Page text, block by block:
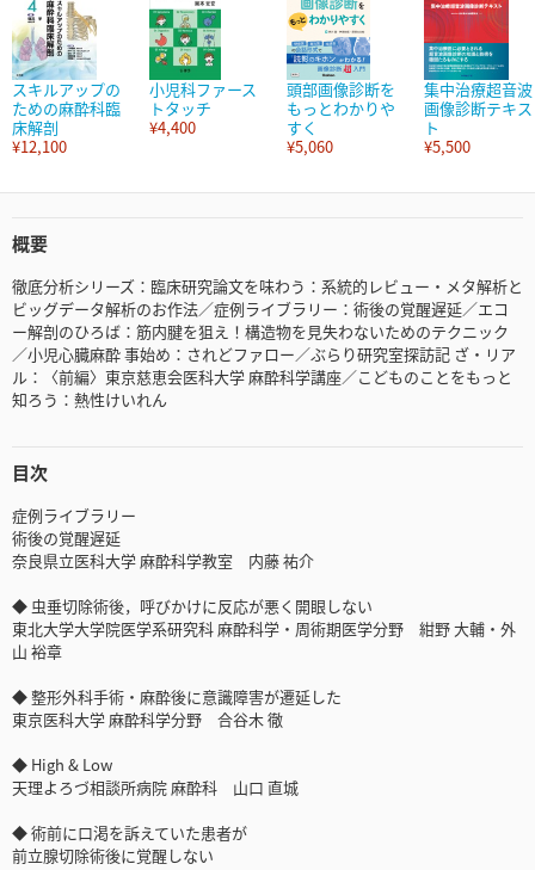
スキルアップの
ための麻酔科臨
床解剖
¥12,100
小児科ファース
トタッチ
¥4,400
頭部画像診断を
もっとわかりや
すく
¥5,060
集中治療超音波
画像診断テキス
ト
¥5,500
概要
徹底分析シリーズ：臨床研究論文を味わう：系統的レビュー・メタ解析と
ビッグデータ解析のお作法／症例ライブラリー：術後の覚醒遅延／エコ
ー解剖のひろば：筋内腱を狙え！構造物を見失わないためのテクニック
／小児心臓麻酔 事始め：されどファロー／ぶらり研究室探訪記 ざ・リア
ル：〈前編〉東京慈恵会医科大学 麻酔科学講座／こどものことをもっと
知ろう：熱性けいれん
目次
症例ライブラリー
術後の覚醒遅延
奈良県立医科大学 麻酔科学教室 内藤 祐介
◆ 虫垂切除術後，呼びかけに反応が悪く開眼しない
東北大学大学院医学系研究科 麻酔科学・周術期医学分野 紺野 大輔・外
山 裕章
◆ 整形外科手術・麻酔後に意識障害が遷延した
東京医科大学 麻酔科学分野 合谷木 徹
◆ High & Low
天理よろづ相談所病院 麻酔科 山口 直城
◆ 術前に口渇を訴えていた患者が
前立腺切除術後に覚醒しない